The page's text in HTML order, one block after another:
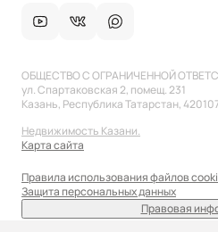
ОБЩЕСТВО С ОГРАНИЧЕННОЙ
ул. Спартаковская 2, помещ. 231
Казань, Республика Татарстан,
Недвижимость Казани.
Карта сайта
Правила использования файлов
Защита персональных данных
Правовая